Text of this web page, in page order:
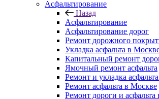
Асфальтирование
Назад
Асфальтирование
Асфальтирование дорог
Ремонт дорожного
Укладка асфальта в
Капитальный ремонт
Ямочный ремонт асфальта
Ремонт и укладка
Ремонт асфальта в Москве
Ремонт дороги и